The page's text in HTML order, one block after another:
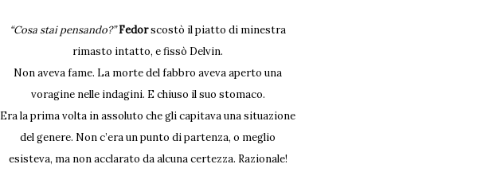
“Cosa stai pensando?”Fedorscostò il piatto di minestra
rimasto intatto, e fissò Delvin.
Non aveva fame. La morte del fabbro aveva aperto una
voragine nelle indagini. E chiuso il suo stomaco.
Era la prima volta in assoluto che gli capitava una situazione
del genere. Non c’era un punto di partenza, o meglio
esisteva, ma non acclarato da alcuna certezza. Razionale!